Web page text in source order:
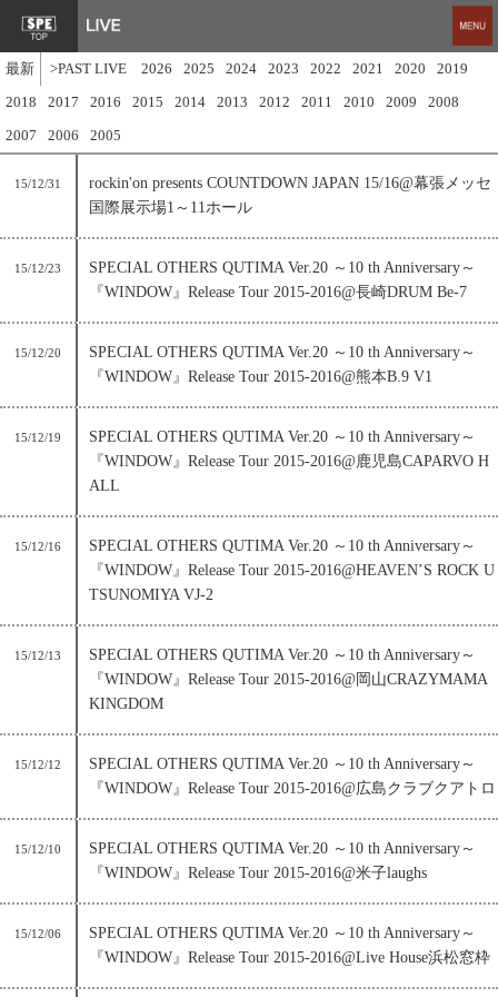
最新 >PAST LIVE 2026 2025 2024 2023 2022 2021 2020
2019
2018
2017 2016 2015 2014 2013 2012 2011 2010 2009
2008
2007
2006 2005
15/12/31
rockin'on presents COUNTDOWN JAPAN 15/16@幕張メッセ
国際展示場1～11ホール
15/12/23
SPECIAL OTHERS QUTIMA Ver.20 ～10 th Anniversary～
『WINDOW』Release Tour 2015-2016@長崎DRUM Be-7
15/12/20
SPECIAL OTHERS QUTIMA Ver.20 ～10 th Anniversary～
『WINDOW』Release Tour 2015-2016@熊本B.9 V1
15/12/19
SPECIAL OTHERS QUTIMA Ver.20 ～10 th Anniversary～
『WINDOW』Release Tour 2015-2016@鹿児島CAPARVO H
ALL
15/12/16
SPECIAL OTHERS QUTIMA Ver.20 ～10 th Anniversary～
『WINDOW』Release Tour 2015-2016@HEAVEN’S ROCK U
TSUNOMIYA VJ-2
15/12/13
SPECIAL OTHERS QUTIMA Ver.20 ～10 th Anniversary～
『WINDOW』Release Tour 2015-2016@岡山CRAZYMAMA
KINGDOM
15/12/12
SPECIAL OTHERS QUTIMA Ver.20 ～10 th Anniversary～
『WINDOW』Release Tour 2015-2016@広島クラブクアトロ
15/12/10
SPECIAL OTHERS QUTIMA Ver.20 ～10 th Anniversary～
『WINDOW』Release Tour 2015-2016@米子laughs
15/12/06
SPECIAL OTHERS QUTIMA Ver.20 ～10 th Anniversary～
『WINDOW』Release Tour 2015-2016@Live House浜松窓枠